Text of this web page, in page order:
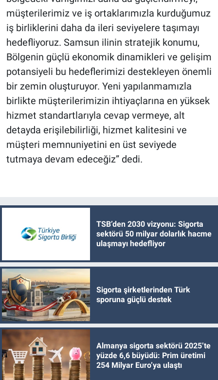
müşterilerimiz ve iş ortaklarımızla kurduğumuz
iş birliklerini daha da ileri seviyelere taşımayı
hedefliyoruz. Samsun ilinin stratejik konumu,
Bölgenin güçlü ekonomik dinamikleri ve gelişim
potansiyeli bu hedeflerimizi destekleyen önemli
bir zemin oluşturuyor. Yeni yapılanmamızla
birlikte müşterilerimizin ihtiyaçlarına en yüksek
hizmet standartlarıyla cevap vermeye, alt
detayda erişilebilirliği, hizmet kalitesini ve
müşteri memnuniyetini en üst seviyede
tutmaya devam edeceğiz” dedi.
TSB’den 2030 vizyonu: Sigorta
sektörü 50 milyar dolarlık hacme
ulaşmayı hedefliyor
Sigorta şirketlerinden Türk
sporuna güçlü destek
Almanya sigorta sektörü 2025’te
yüzde 6,6 büyüdü: Prim üretimi
254 Milyar Euro’ya ulaştı